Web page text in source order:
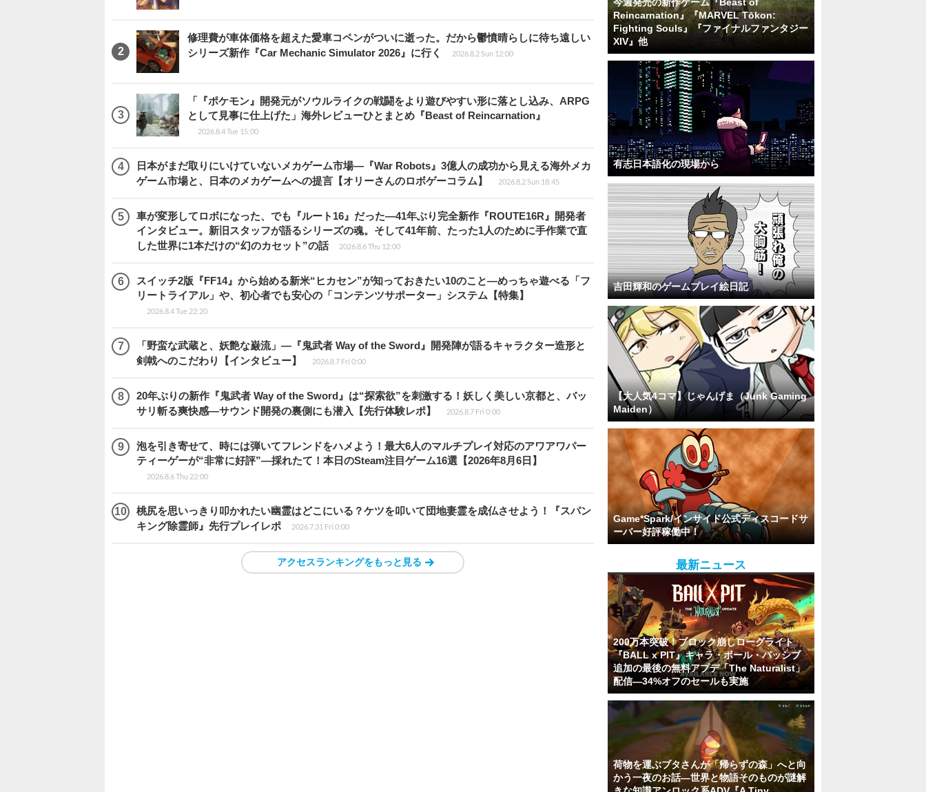
修理費が車体価格を超えた愛車コペンがついに逝った。だから鬱憤晴らしに待ち遠しい
シリーズ新作『Car Mechanic Simulator 2026』に行く
2026.8.2 Sun 12:00
「『ポケモン』開発元がソウルライクの戦闘をより遊びやすい形に落とし込み、ARPG
として見事に仕上げた」海外レビューひとまとめ『Beast of Reincarnation』
2026.8.4 Tue 15:00
日本がまだ取りにいけていないメカゲーム市場―『War Robots』3億人の成功から見える海外メカ
ゲーム市場と、日本のメカゲームへの提言【オリーさんのロボゲーコラム】
2026.8.2 Sun 18:45
車が変形してロボになった、でも『ルート16』だった―41年ぶり完全新作『ROUTE16R』開発者
インタビュー。新旧スタッフが語るシリーズの魂。そして41年前、たった1人のために手作業で直
した世界に1本だけの“幻のカセット”の話
2026.8.6 Thu 12:00
スイッチ2版『FF14』から始める新米“ヒカセン”が知っておきたい10のこと―めっちゃ遊べる「フ
リートライアル」や、初心者でも安心の「コンテンツサポーター」システム【特集】
2026.8.4 Tue 22:20
「野蛮な武蔵と、妖艶な巌流」―『鬼武者 Way of the Sword』開発陣が語るキャラクター造形と
剣戟へのこだわり【インタビュー】
2026.8.7 Fri 0:00
20年ぶりの新作『鬼武者 Way of the Sword』は“探索欲”を刺激する！妖しく美しい京都と、バッ
サリ斬る爽快感―サウンド開発の裏側にも潜入【先行体験レポ】
2026.8.7 Fri 0:00
泡を引き寄せて、時には弾いてフレンドをハメよう！最大6人のマルチプレイ対応のアワアワパー
ティーゲーが“非常に好評”―採れたて！本日のSteam注目ゲーム16選【2026年8月6日】
2026.8.6 Thu 22:00
桃尻を思いっきり叩かれたい幽霊はどこにいる？ケツを叩いて団地妻霊を成仏させよう！『スパン
キング除霊師』先行プレイレポ
2026.7.31 Fri 0:00
アクセスランキングをもっと見る
Reincarnation』『MARVEL Tōkon:
Fighting Souls』『ファイナルファンタジー
XIV』他
有志日本語化の現場から
吉田輝和のゲームプレイ絵日記
【大人気4コマ】じゃんげま（Junk Gaming
Maiden）
Game*Spark/インサイド公式ディスコードサ
ーバー好評稼働中！
最新ニュース
200万本突破！ブロック崩しローグライト
『BALL x PIT』キャラ・ボール・パッシブ
追加の最後の無料アプデ「The Naturalist」
配信―34%オフのセールも実施
荷物を運ぶブタさんが「帰らずの森」へと向
かう一夜のお話―世界と物語そのものが謎解